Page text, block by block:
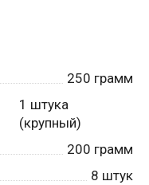
250 грамм
1 штука
(крупный)
200 грамм
8 штук